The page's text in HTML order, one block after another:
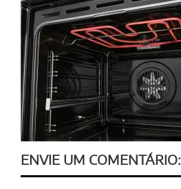
ENVIE UM COMENTÁRIO: